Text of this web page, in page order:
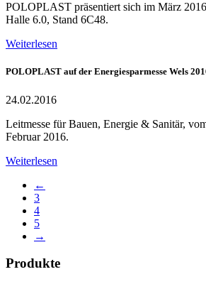
POLOPLAST präsentiert sich im März
Halle 6.0, Stand 6C48.
Weiterlesen
POLOPLAST auf der Energiesparmesse Wels
24.02.2016
Leitmesse für Bauen, Energie & Sanitär,
Februar 2016.
Weiterlesen
←
3
4
5
→
Produkte